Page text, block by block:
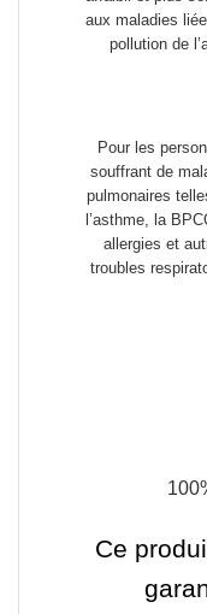
aux maladies
pollution de
Pour les
souffrant de
pulmonaires
l’asthme, la
allergies et
troubles
Ce